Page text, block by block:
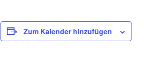
Zum Kalender hinzufügen